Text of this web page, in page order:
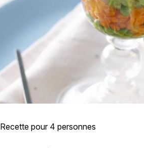
Recette pour 4 personnes